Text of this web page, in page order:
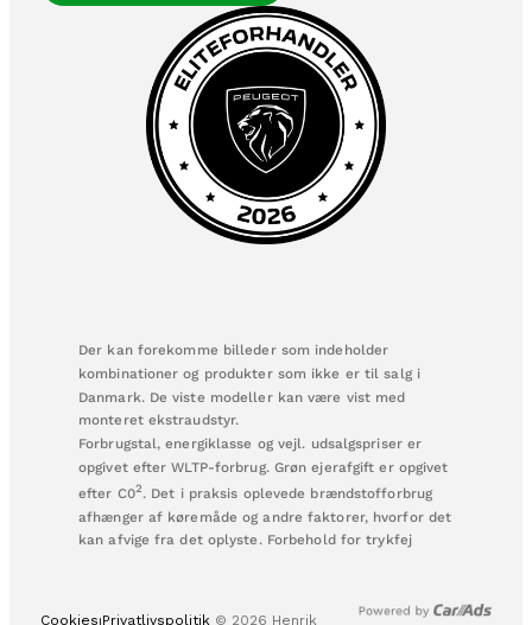
Der kan forekomme billeder som indeholder
kombinationer og produkter som ikke er til salg i
Danmark. De viste modeller kan være vist med
monteret ekstraudstyr.
Forbrugstal, energiklasse og vejl. udsalgspriser er
opgivet efter WLTP-forbrug. Grøn ejerafgift er opgivet
efter C02. Det i praksis oplevede brændstofforbrug
afhænger af køremåde og andre faktorer, hvorfor det
kan afvige fra det oplyste. Forbehold for trykfej
Cookies⏐Privatlivspolitik​ © 2026 Henrik